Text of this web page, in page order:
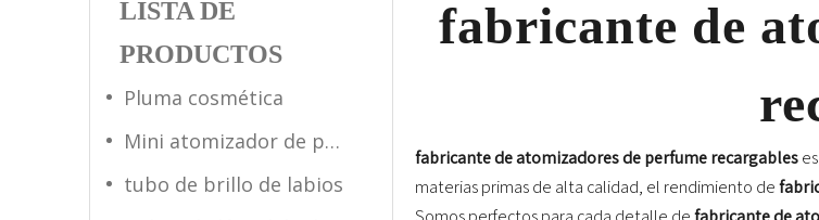
LISTA DE
PRODUCTOS
Pluma cosmética
Mini atomizador de perfume
tubo de brillo de labios
fabricante de
fabricante de atomizadores de perfume recargables
materias primas de alta calidad, el rendimiento de